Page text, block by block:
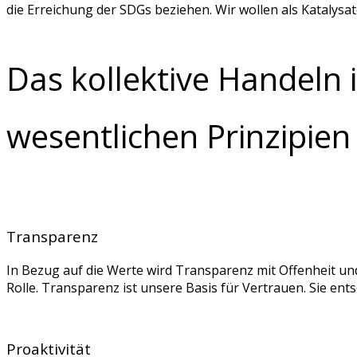
die Erreichung der SDGs beziehen. Wir wollen als
Das kollektive
wesentlichen
Transparenz
In Bezug auf die Werte wird Transparenz mit Offenheit
Rolle. Transparenz ist unsere Basis für Vertrauen. Sie
Proaktivität